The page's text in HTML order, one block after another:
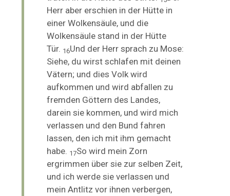
Herr aber erschien in der Hütte in
einerWolkensäule, und die
Wolkensäule stand in der Hütte
Tür. 16Und der Herr sprach zu Mose:
Siehe, du wirst schlafen mit deinen
Vätern; und dies Volk wird
aufkommen und wird abfallen zu
fremden Göttern des Landes,
darein sie kommen, und wird mich
verlassen und den Bund fahren
lassen, den ich mit ihm gemacht
habe. 17So wird mein Zorn
ergrimmen über sie zur selben Zeit,
und ich werde sie verlassen und
mein Antlitz vor ihnen verbergen,